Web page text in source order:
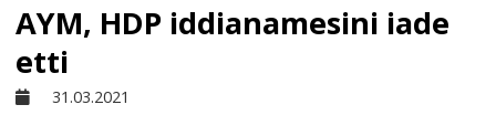
AYM, HDP iddianamesini iade
etti
31.03.2021